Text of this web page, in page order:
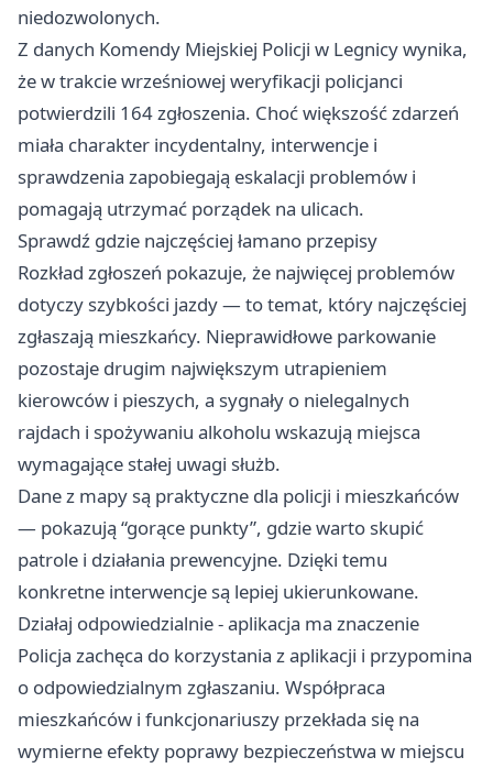
niedozwolonych.
Z danych Komendy Miejskiej Policji w Legnicy wynika,
że w trakcie wrześniowej weryfikacji policjanci
potwierdzili 164 zgłoszenia. Choć większość zdarzeń
miała charakter incydentalny, interwencje i
sprawdzenia zapobiegają eskalacji problemów i
pomagają utrzymać porządek na ulicach.
Sprawdź gdzie najczęściej łamano przepisy
Rozkład zgłoszeń pokazuje, że najwięcej problemów
dotyczy szybkości jazdy — to temat, który najczęściej
zgłaszają mieszkańcy. Nieprawidłowe parkowanie
pozostaje drugim największym utrapieniem
kierowców i pieszych, a sygnały o nielegalnych
rajdach i spożywaniu alkoholu wskazują miejsca
wymagające stałej uwagi służb.
Dane z mapy są praktyczne dla policji i mieszkańców
— pokazują “gorące punkty”, gdzie warto skupić
patrole i działania prewencyjne. Dzięki temu
konkretne interwencje są lepiej ukierunkowane.
Działaj odpowiedzialnie - aplikacja ma znaczenie
Policja zachęca do korzystania z aplikacji i przypomina
o odpowiedzialnym zgłaszaniu. Współpraca
mieszkańców i funkcjonariuszy przekłada się na
wymierne efekty poprawy bezpieczeństwa w miejscu